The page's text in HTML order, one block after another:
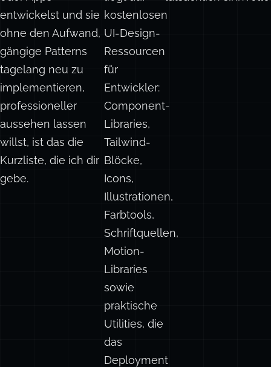
Wenn du Websites
oder Apps
entwickelst und sie
ohne den Aufwand,
gängige Patterns
tagelang neu zu
implementieren,
professioneller
aussehen lassen
Der Fokus
liegt auf
kostenlosen
UI-Design-
Ressourcen
für
Entwickler:
Component-
Libraries,
Tailwind-
Blöcke,
Icons,
Illustrationen,
Farbtools,
Schriftquellen,
Motion-
Libraries
sowie
praktische